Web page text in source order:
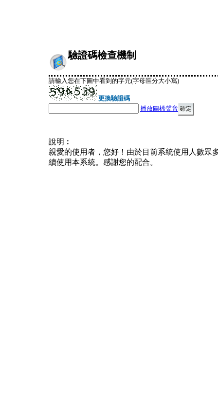
驗證碼檢查機制
請輸入您在下圖中看到的字元(字母區分大小寫)
更換驗證碼
播放圖檔聲音
說明︰
親愛的使用者，您好！由於目前系統使用人數眾
續使用本系統。感謝您的配合。